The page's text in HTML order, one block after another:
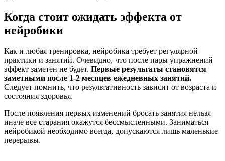
Когда стоит ожидать эффекта от
нейробики
Как и любая тренировка, нейробика требует регулярной
практики и занятий. Очевидно, что после пары упражнений
эффект заметен не будет. Первые результаты становятся
заметными после 1-2 месяцев ежедневных занятий.
Следует помнить, что результативность зависит от возраста и
состояния здоровья.
После появления первых изменений бросать занятия нельзя
иначе все старания окажутся бессмысленными. Заниматься
нейробикой необходимо всегда, допускаются лишь маленькие
перерывы.